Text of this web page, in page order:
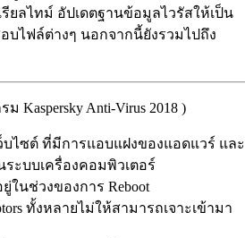
ยลไทม์ อัปเดตฐานข้อมูลไวรัสให้เป็น
บไฟล์ต่างๆ นอกจากนี้ยังรวมไปถึง
Kaspersky Anti-Virus 2018 )
บไซต์ ที่มีการแอบแฝงของแอดแวร์ และ
ะบบเครื่องคอมพิวเตอร์
นช่วงของการ Reboot
ทั้งหลายไม่ให้สามารถเจาะเข้ามา